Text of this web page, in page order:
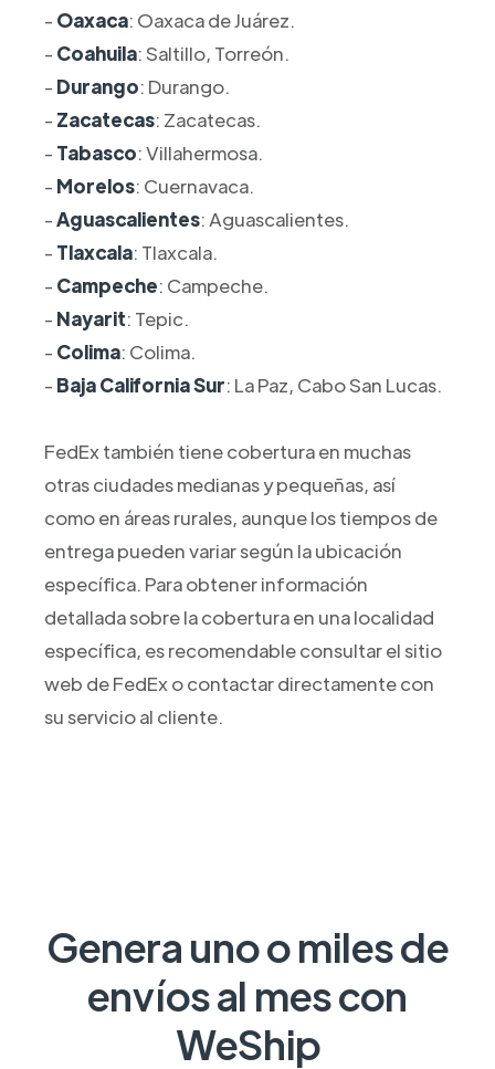
- Oaxaca: Oaxaca de Juárez.
- Coahuila: Saltillo, Torreón.
- Durango: Durango.
- Zacatecas: Zacatecas.
- Tabasco: Villahermosa.
- Morelos: Cuernavaca.
-Aguascalientes: Aguascalientes.
- Tlaxcala: Tlaxcala.
- Campeche: Campeche.
- Nayarit: Tepic.
- Colima: Colima.
- Baja California Sur: La Paz, Cabo San Lucas.
FedEx también tiene cobertura en muchas
otras ciudades medianas y pequeñas, así
como en áreas rurales, aunque los tiempos de
entrega pueden variar según la ubicación
específica. Para obtener información
detallada sobre la cobertura en una localidad
específica, es recomendable consultar el sitio
web de FedEx o contactar directamente con
su servicio al cliente.
Genera uno o miles de
envíos al mes con
WeShip